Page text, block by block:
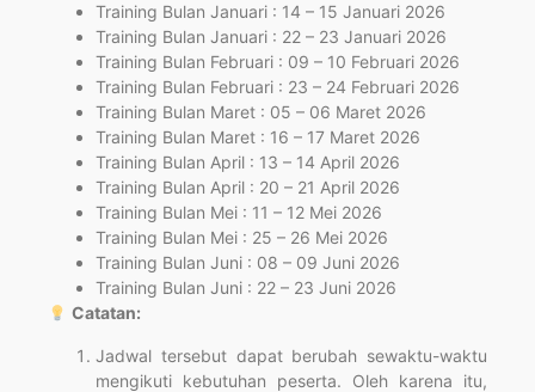
Training Bulan Januari : 14 – 15 Januari 2026
Training Bulan Januari : 22 – 23 Januari 2026
Training Bulan Februari : 09 – 10 Februari 2026
Training Bulan Februari : 23 – 24 Februari 2026
Training Bulan Maret : 05 – 06 Maret 2026
Training Bulan Maret : 16 – 17 Maret 2026
Training Bulan April : 13 – 14 April 2026
Training Bulan April : 20 – 21 April 2026
Training Bulan Mei : 11 – 12 Mei 2026
Training Bulan Mei : 25 – 26 Mei 2026
Training Bulan Juni : 08 – 09 Juni 2026
Training Bulan Juni : 22 – 23 Juni 2026
Catatan:
Jadwal tersebut dapat berubah sewaktu-waktu
mengikuti kebutuhan peserta. Oleh karena itu,